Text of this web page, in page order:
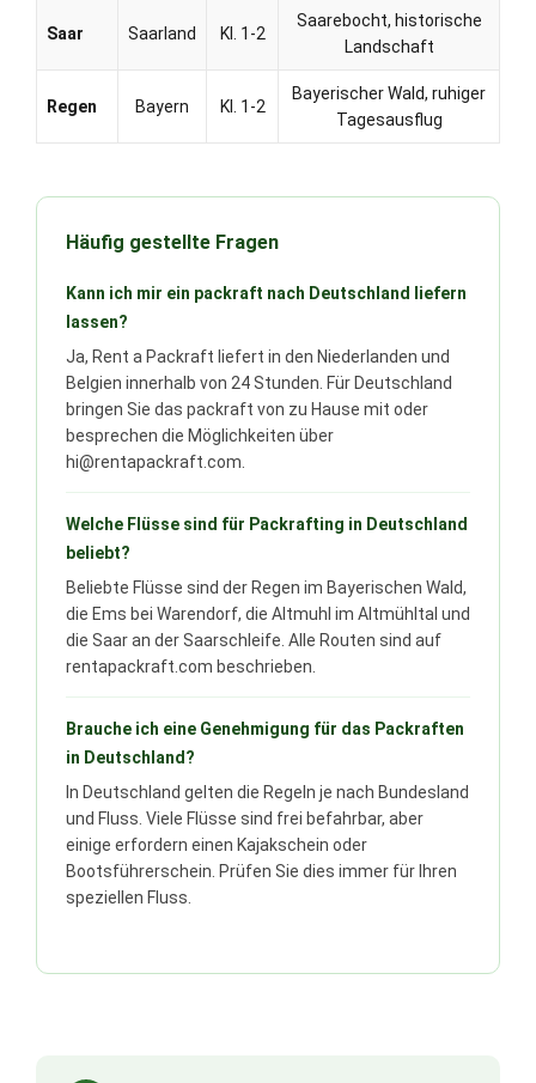
Saar Saarland Kl. 1-2
Saarebocht, historische
Landschaft
Regen Bayern Kl. 1-2
Bayerischer Wald, ruhiger
Tagesausflug
Häufig gestellte Fragen
Kann ich mir ein packraft nach Deutschland liefern
lassen?
Ja, Rent a Packraft liefert in den Niederlanden und
Belgien innerhalb von 24 Stunden. Für Deutschland
bringen Sie das packraft von zu Hause mit oder
besprechen die Möglichkeiten über
hi@rentapackraft.com.
Welche Flüsse sind für Packrafting in Deutschland
beliebt?
Beliebte Flüsse sind der Regen im Bayerischen Wald,
die Ems bei Warendorf, die Altmuhl im Altmühltal und
die Saar an der Saarschleife. Alle Routen sind auf
rentapackraft.com beschrieben.
Brauche ich eine Genehmigung für das Packraften
in Deutschland?
In Deutschland gelten die Regeln je nach Bundesland
und Fluss. Viele Flüsse sind frei befahrbar, aber
einige erfordern einen Kajakschein oder
Bootsführerschein. Prüfen Sie dies immer für Ihren
speziellen Fluss.